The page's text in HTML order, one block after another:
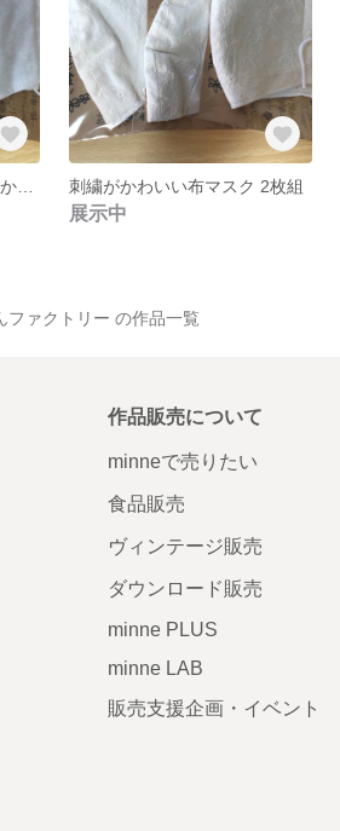
刺繍がかわいい布マスク 2枚組
展示中
ファクトリー の作品一覧
作品販売について
minneで売りたい
食品販売
ヴィンテージ販売
ダウンロード販売
minne PLUS
minne LAB
販売支援企画・イベント